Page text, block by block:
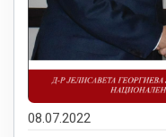
08.07.2022